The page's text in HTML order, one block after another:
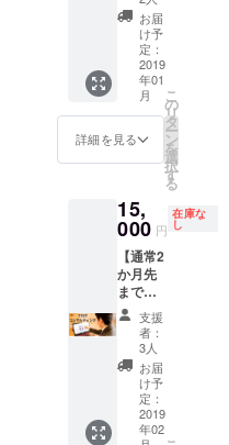
負担お
願い致
しま
す。 ※
交通費
や宿泊
費がか
かる場
しま
す。 ※
セミ
ナー時
に本が
出版さ
れてい
ない場
合は、
後日郵
送致し
ます。
ンサル
ティン
グを行
いま
す。
会話講
師をし
ている
方向け
の教授
法など
でも大
丈夫で
ZOOM
で行い
ます。
出版本3
冊】 堤
のブロ
グであ
なたの
生い立
ちやお
仕事の
紹介を
しま
（過去
17名紹
介実
績） 電
話で1時
間ほど
インタ
ビュー
した
後、
2,000文
字以上
の記事
に仕上
お届
け予
定：
2019
年01
月
詳細を見る
こ
の
リ
タ
ー
ン
を
選
択
す
る
15,
000 円
在庫な
し
【通常2
か月先
まで予
約待ち
の
WordPr
essブロ
グコン
サル
ティン
グ50分
支援
者：
3人
お届
け予
定：
2019
年02